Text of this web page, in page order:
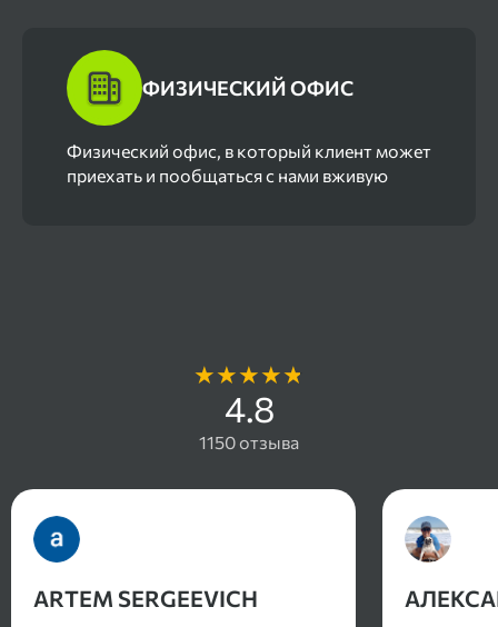
ФИЗИЧЕСКИЙ ОФИС
Физический офис, в который клиент может
приехать и пообщаться с нами вживую
Отзывы наших клиентов
4.8
1150 отзыва
ARTEM SERGEEVICH